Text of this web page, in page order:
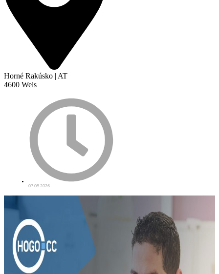
Horné Rakúsko | AT
4600 Wels
07.08.2026